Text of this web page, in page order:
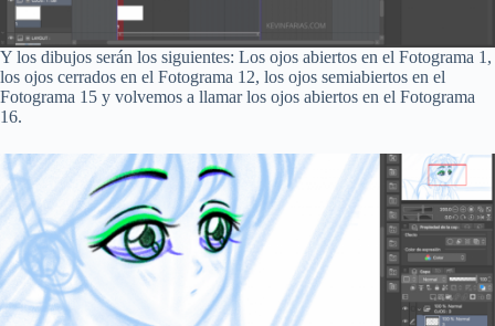
Y los dibujos serán los siguientes: Los ojos abiertos en el Fotograma 1,
los ojos cerrados en el Fotograma 12, los ojos semiabiertos en el
Fotograma 15 y volvemos a llamar los ojos abiertos en el Fotograma
16.